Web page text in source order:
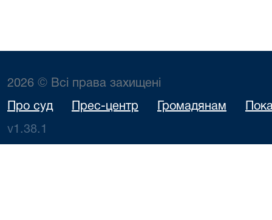
2026 © Всі права захищені
Про суд Прес-центр Громадянам
v1.38.1